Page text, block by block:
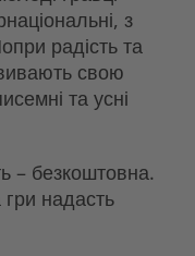
з
радість та
свою
та усні
– безкоштовна.
надасть